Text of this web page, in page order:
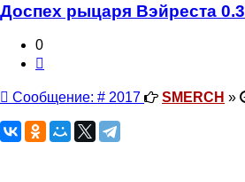
Доспех рыцаря Вэйреста 0.3
0
Сообщение: # 2017Сообщение
SMERCH »